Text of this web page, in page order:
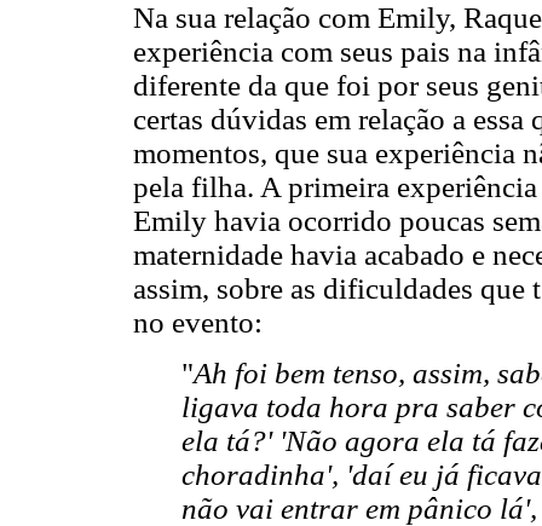
Na sua relação com Emily,
experiência com seus pais na
diferente da que foi por seus
certas dúvidas em relação a
momentos, que sua experiência
pela filha. A primeira
Emily havia ocorrido poucas
maternidade havia acabado e
assim, sobre as dificuldades que
no evento:
"Ah foi bem tenso, assim,
ligava toda hora pra saber
ela tá?' 'Não agora ela tá
choradinha', 'daí eu já
não vai entrar em pânico